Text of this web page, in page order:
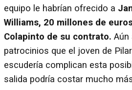
equipo le habrían ofrecido a
Williams, 20 millones de
Colapinto de su contrato. Aún
patrocinios que el joven de
escudería complican esta
salida podría costar mucho